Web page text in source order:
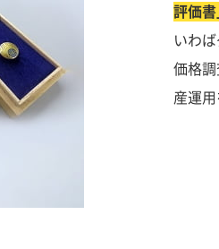
評価
いわ
価格
産運